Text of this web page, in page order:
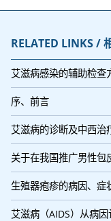
RELATED LINKS /
艾滋病感染的辅助检查
序、前言
艾滋病的诊断及中西治
关于在我国推广男性包
生殖器疱疹的病因、症
艾滋病（AIDS）从病